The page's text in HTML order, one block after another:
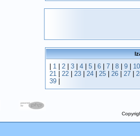
1| 2| 3| 4| 5| 6| 7| 8| 9| 10
21| 22| 23| 24| 25| 26| 27|
39|